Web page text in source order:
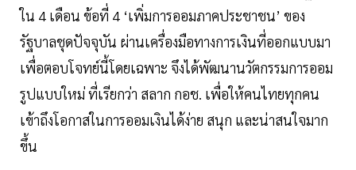
ใน 4 เดือน ข้อที่ 4 ‘เพิ่มการออมภาคประชาชน’ ของ
รัฐบาลชุดปัจจุบัน ผ่านเครื่องมือทางการเงินที่ออกแบบมา
เพื่อตอบโจทย์นี้โดยเฉพาะ จึงได้พัฒนานวัตกรรมการออม
รูปแบบใหม่ ที่เรียกว่า สลาก กอช. เพื่อให้คนไทยทุกคน
เข้าถึงโอกาสในการออมเงินได้ง่าย สนุก และน่าสนใจมาก
ขึ้น